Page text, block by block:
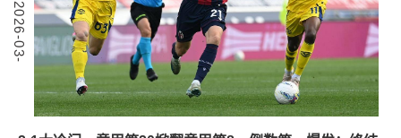
2
0
2
6
-
0
3
-
0